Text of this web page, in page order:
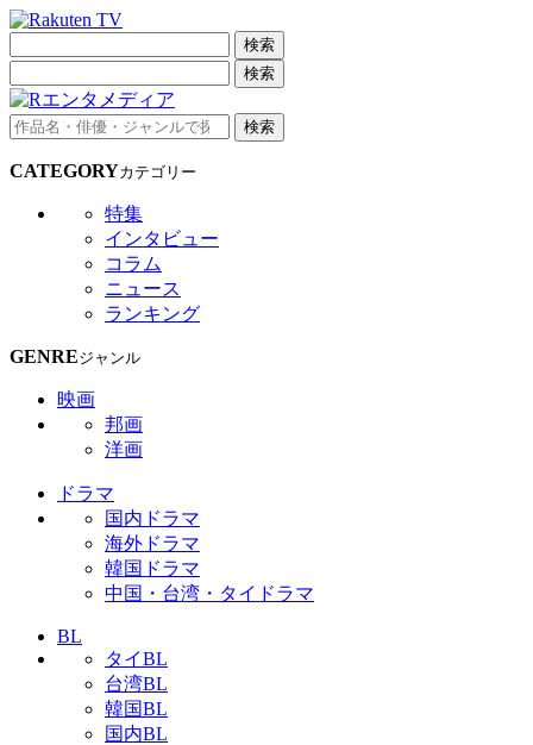
検索
検索
検索
CATEGORYカテゴリー
特集
インタビュー
コラム
ニュース
ランキング
GENREジャンル
映画
邦画
洋画
ドラマ
国内ドラマ
海外ドラマ
韓国ドラマ
中国・台湾・タイドラマ
BL
タイBL
台湾BL
韓国BL
国内BL